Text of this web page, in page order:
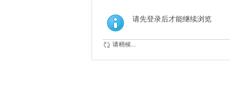
索
请先登录后才能继续浏览
请稍候...